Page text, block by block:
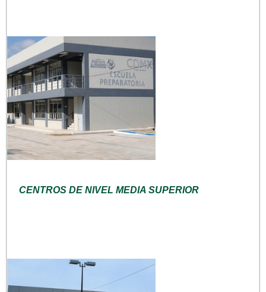
CENTROS DE NIVEL MEDIA SUPERIOR